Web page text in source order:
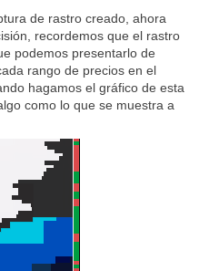
de rastro creado, ahora
recordemos que el rastro
podemos presentarlo de
rango de precios en el
hagamos el gráfico de esta
como lo que se muestra a